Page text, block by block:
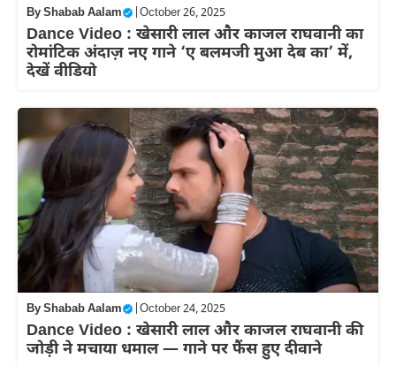
ByShabab Aalam October 26, 2025
Dance Video : खेसारी लाल और काजल राघवानी का
रोमांटिक अंदाज़ नए गाने ‘ए बलमजी मुआ देब का’ में,
देखें वीडियो
ByShabab Aalam October 24, 2025
Dance Video : खेसारी लाल और काजल राघवानी की
जोड़ी ने मचाया धमाल — गाने पर फैंस हुए दीवाने